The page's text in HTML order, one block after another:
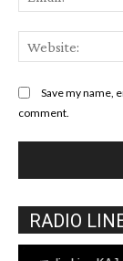
Save my name,
comment.
RADIO